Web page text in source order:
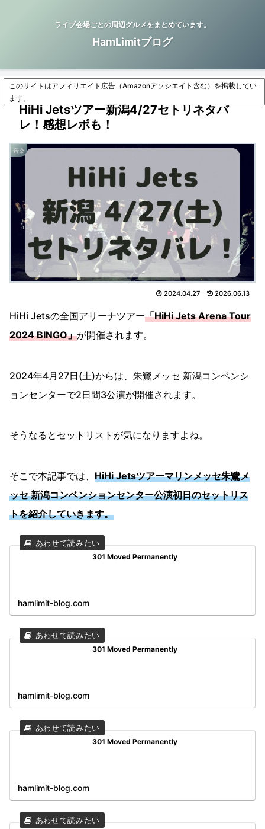
ライブ会場ごとの周辺グルメをまとめています。
HamLimitブログ
このサイトはアフィリエイト広告（Amazonアソシエイト含む）を掲載してい
ます。
HiHi Jetsツアー新潟4/27セトリネタバ
レ！感想レポも！
音楽
2024.04.27 2026.06.13
HiHi Jetsの全国アリーナツアー「HiHi Jets Arena Tour
2024 BINGO」が開催されます。
2024年4月27日(土)からは、朱鷺メッセ 新潟コンベンシ
ョンセンターで2日間3公演が開催されます。
そうなるとセットリストが気になりますよね。
そこで本記事では、 HiHi Jetsツアーマリンメッセ朱鷺メ
ッセ 新潟コンベンションセンター公演初日のセットリス
トを紹介していきます。
301 Moved Permanently
hamlimit-blog.com
301 Moved Permanently
hamlimit-blog.com
301 Moved Permanently
hamlimit-blog.com